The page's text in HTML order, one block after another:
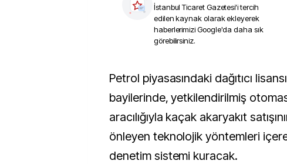
İstanbul Ticaret Gazetesi'i tercih
edilen kaynak olarak ekleyerek
haberlerimizi Google'da daha sık
görebilirsiniz.
Petrol piyasasındaki dağıtıcı lisansı sahipleri,
bayilerinde, yetkilendirilmiş
aracılığıyla kaçak akaryakıt
önleyen teknolojik yöntemleri
denetim sistemi kuracak.